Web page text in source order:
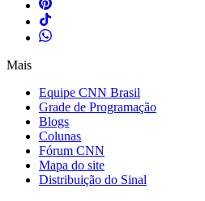
Mais
Equipe CNN Brasil
Grade de Programação
Blogs
Colunas
Fórum CNN
Mapa do site
Distribuição do Sinal